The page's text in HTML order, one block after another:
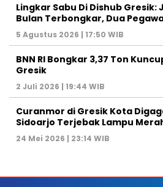
Lingkar Sabu Di Dishub Gresik:
Bulan Terbongkar, Dua
5 Agustus 2026 | 17:50 WIB
BNN RI Bongkar 3,37 Ton
Gresik
2 Juli 2026 | 19:44 WIB
Curanmor di Gresik Kota
Sidoarjo Terjebak Lampu
24 Mei 2026 | 23:14 WIB